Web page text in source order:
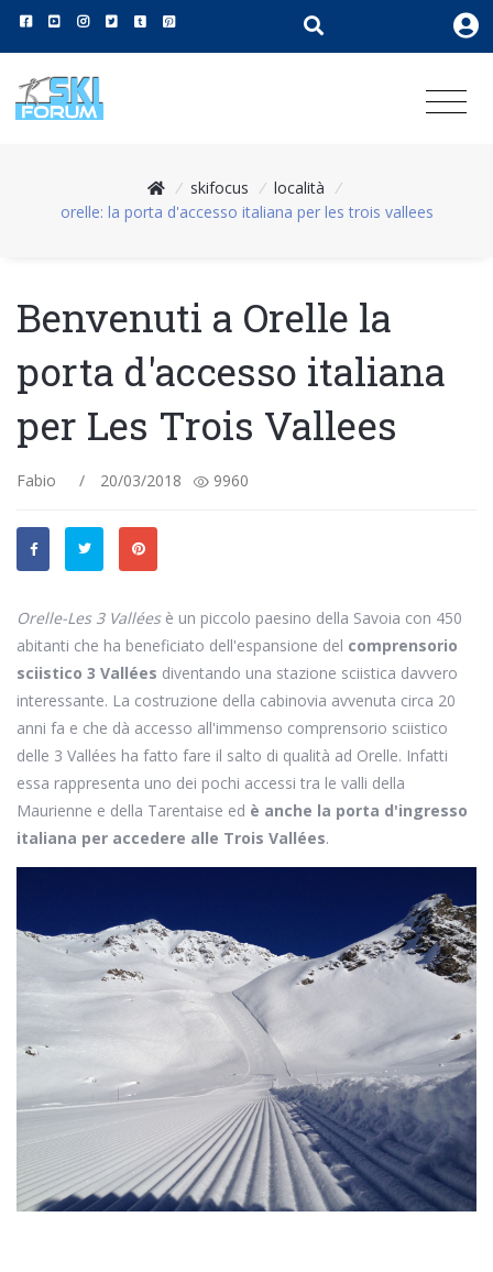
/ skifocus / località /
orelle: la porta d'accesso italiana per les trois vallees
Benvenuti a Orelle la
porta d'accesso italiana
per Les Trois Vallees
Fabio / 20/03/2018 9960
Orelle-Les 3 Valléesè un piccolo paesino della Savoia con 450
abitanti che ha beneficiato dell'espansione del comprensorio
sciistico 3 Vallées diventando una stazione sciistica davvero
interessante. La costruzione della cabinovia avvenuta circa 20
anni fa e che dà accesso all'immenso comprensorio sciistico
delle 3 Vallées ha fatto fare il salto di qualità ad Orelle. Infatti
essa rappresenta uno dei pochi accessi tra le valli della
Maurienne e della Tarentaise ed è anche la porta d'ingresso
italiana per accedere alle Trois Vallées.